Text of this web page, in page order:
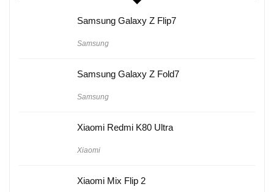
Samsung Galaxy Z Flip7
Samsung
Samsung Galaxy Z Fold7
Samsung
Xiaomi Redmi K80 Ultra
Xiaomi
Xiaomi Mix Flip 2